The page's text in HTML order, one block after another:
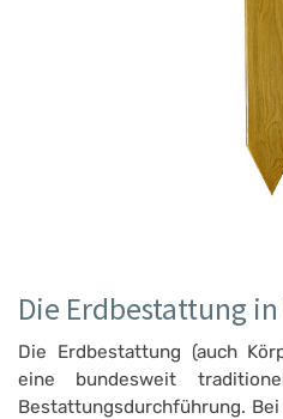
Die Erdbestattung
Die Erdbestattung (auch
eine bundesweit
Bestattungsdurchführung.